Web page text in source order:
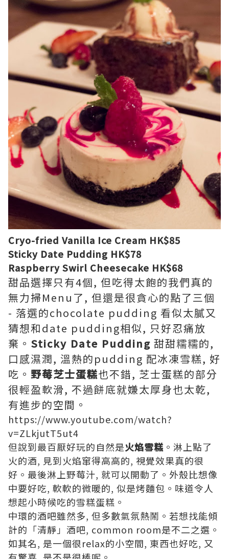
Cryo-fried Vanilla Ice Cream HK$85
Sticky Date Pudding HK$78
Raspberry Swirl Cheesecake HK$68
甜品選擇只有4個, 但吃得太飽的我們真的
無力掃Menu了, 但還是很貪心的點了三個
- 落選的chocolate pudding 看似太膩又
猜想和date pudding相似, 只好忍痛放
棄。 Sticky Date Pudding 甜甜糯糯的,
口感濕潤, 溫熱的pudding 配冰凍雪糕, 好
吃。 野莓芝士蛋糕也不錯, 芝士蛋糕的部分
很輕盈軟滑, 不過餅底就嫌太厚身也太乾,
有進步的空間。
https://www.youtube.com/watch?
v=ZLkjutT5ut4
但說到最百厭好玩的自然是火焰雪糕 。淋上點了
火的酒, 見到火焰窜得高高的, 視覺效果真的很
好。最後淋上野莓汁, 就可以開動了。外殼比想像
中要好吃, 軟軟的微暖的, 似是烤麵包。味道令人
想起小時候吃的雪糕蛋糕。
中環的酒吧雖然多, 但多數氣氛熱鬧。若想找能傾
計的「清靜」酒吧, common room是不二之選。
如其名, 是一個很relax的小空間, 東西也好吃, 又